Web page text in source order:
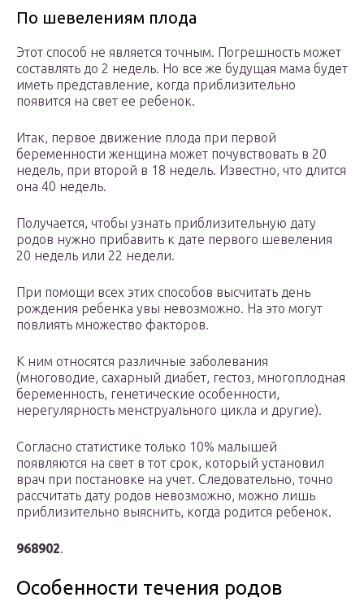
По шевелениям плода
Этот способ не является точным. Погрешность может
составлять до 2 недель. Но все же будущая мама будет
иметь представление, когда приблизительно
появится на свет ее ребенок.
Итак, первое движение плода при первой
беременности женщина может почувствовать в 20
недель, при второй в 18 недель. Известно, что длится
она 40 недель.
Получается, чтобы узнать приблизительную дату
родов нужно прибавить к дате первого шевеления
20 недель или 22 недели.
При помощи всех этих способов высчитать день
рождения ребенка увы невозможно. На это могут
повлиять множество факторов.
К ним относятся различные заболевания
(многоводие, сахарный диабет, гестоз, многоплодная
беременность, генетические особенности,
нерегулярность менструального цикла и другие).
Согласно статистике только 10% малышей
появляются на свет в тот срок, который установил
врач при постановке на учет. Следовательно, точно
рассчитать дату родов невозможно, можно лишь
приблизительно выяснить, когда родится ребенок.
968902.
Особенности течения родов